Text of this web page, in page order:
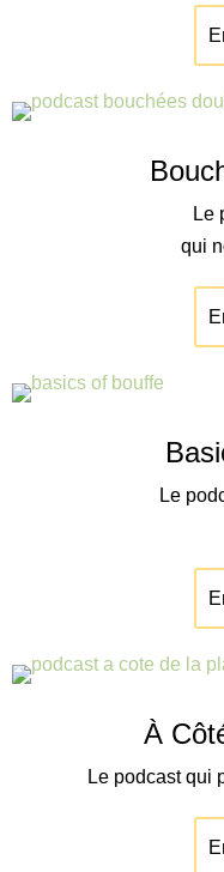
Le
qui
Le
À
Le podcast qui